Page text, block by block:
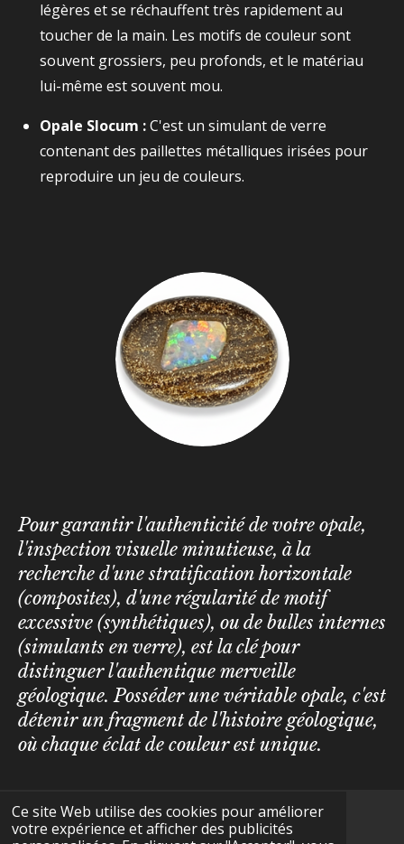
Ce site Web utilise des cookies pour améliorer
votre expérience et afficher des publicités
légères et se réchauffent très rapidement au
toucher de la main. Les motifs de couleur sont
souvent grossiers, peu profonds, et le matériau
lui-même est souvent mou.
Opale Slocum :C'est un simulant de verre
contenant des paillettes métalliques irisées pour
reproduire un jeu de couleurs.
Pour garantir l'authenticité de votre opale,
l'inspection visuelle minutieuse, à la
recherche d'une stratification horizontale
(composites), d'une régularité de motif
excessive (synthétiques), ou de bulles internes
(simulants en verre), est la clé pour
distinguer l'authentique merveille
géologique. Posséder une véritable opale, c'est
détenir un fragment de l'histoire géologique,
où chaque éclat de couleur est unique.
F
I
Y
T
W